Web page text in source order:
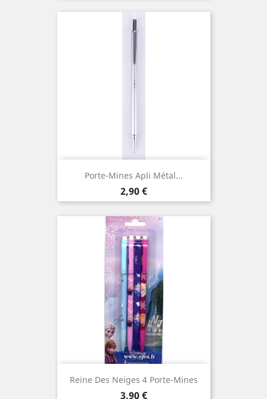
Porte-Mines Apli Métal...
Prix
2,90 €
Reine Des Neiges 4 Porte-Mines
Prix
3,90 €